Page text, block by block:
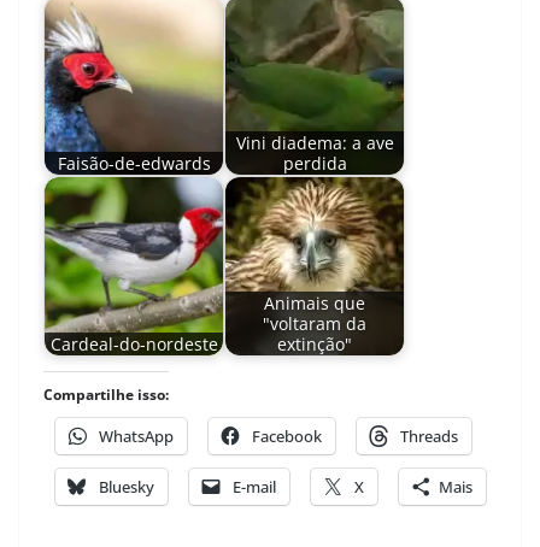
Faisão-de-edwards
Vini diadema: a ave
perdida
Cardeal-do-nordeste
Animais que
"voltaram da
extinção"
Compartilhe isso:
WhatsApp Facebook Threads
Bluesky E-mail X Mais